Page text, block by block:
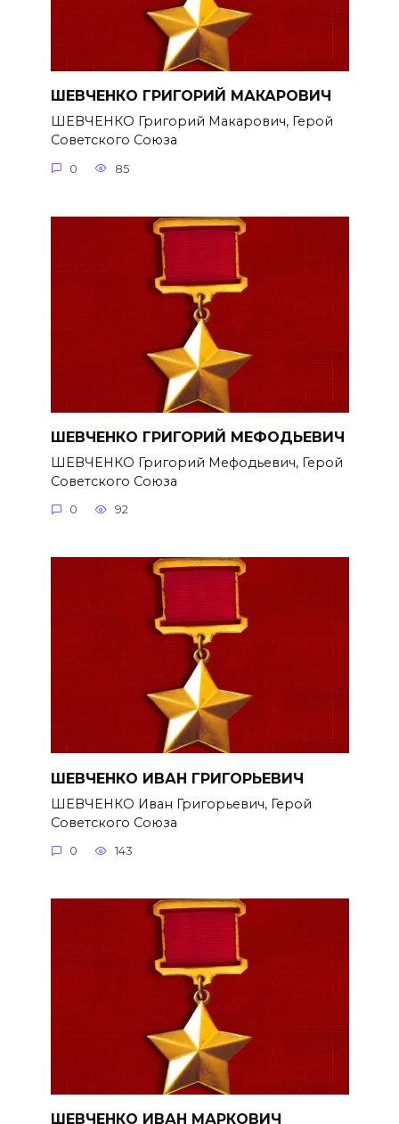
ШЕВЧЕНКО ГРИГОРИЙ МАКАРОВИЧ
ШЕВЧЕНКО Григорий Макарович, Герой
Советского Союза
0 85
ШЕВЧЕНКО ГРИГОРИЙ МЕФОДЬЕВИЧ
ШЕВЧЕНКО Григорий Мефодьевич, Герой
Советского Союза
0 92
ШЕВЧЕНКО ИВАН ГРИГОРЬЕВИЧ
ШЕВЧЕНКО Иван Григорьевич, Герой
Советского Союза
0 143
ШЕВЧЕНКО ИВАН МАРКОВИЧ